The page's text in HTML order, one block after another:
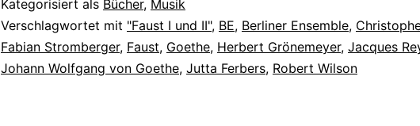
Kategorisiert als Bücher, Musik
Verschlagwortet mit "Faust I und II", BE, Berliner Ensemble,
Fabian Stromberger, Faust, Goethe, Herbert Grönemeyer, Jacques
Johann Wolfgang von Goethe, Jutta Ferbers, Robert Wilson